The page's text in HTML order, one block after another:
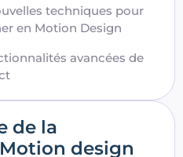
techniques pour
en Motion Design
avancées de
de la
design